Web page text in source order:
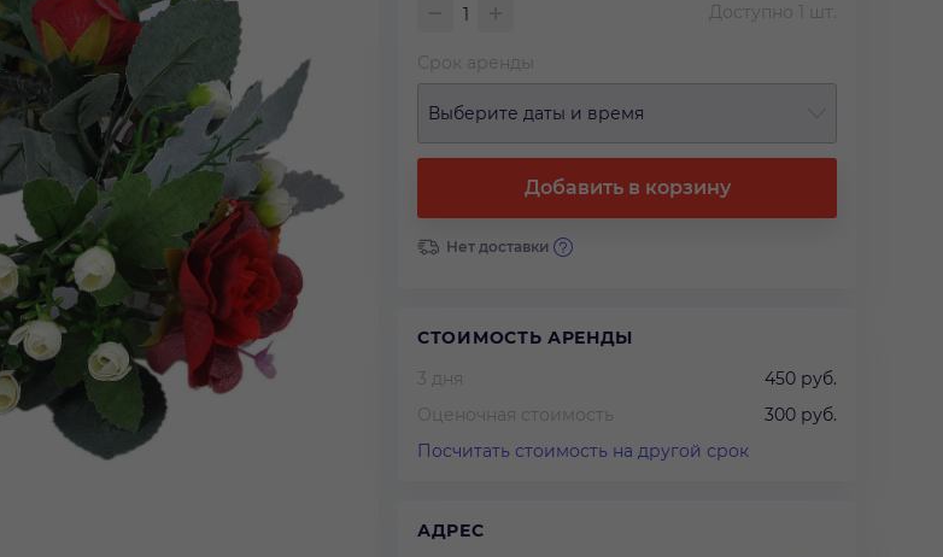
Доступно 1 шт.
Срок аренды
Выберите даты и время
Добавить в корзину
Нет доставки
СТОИМОСТЬ АРЕНДЫ
3 дня
450 руб.
Оценочная стоимость
300 руб.
Посчитать стоимость на другой срок
АДРЕС